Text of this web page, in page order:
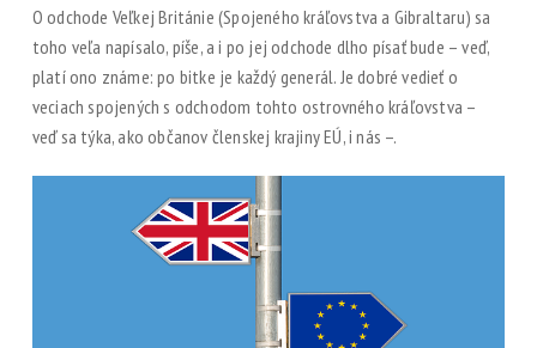
O odchode Veľkej Británie (Spojeného kráľovstva a Gibraltaru) sa
toho veľa napísalo, píše, a i po jej odchode dlho písať bude – veď,
platí ono známe: po bitke je každý generál. Je dobré vedieť o
veciach spojených s odchodom tohto ostrovného kráľovstva –
veď sa týka, ako občanov členskej krajiny EÚ, i nás –.